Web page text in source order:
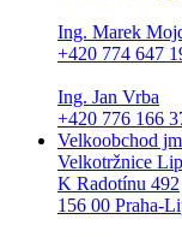
Ing. Marek
+420 774 647
Ing. Jan Vrba
+420 776 166
Velkoobchod
Velkotržnice
K Radotínu 492
156 00 Praha-